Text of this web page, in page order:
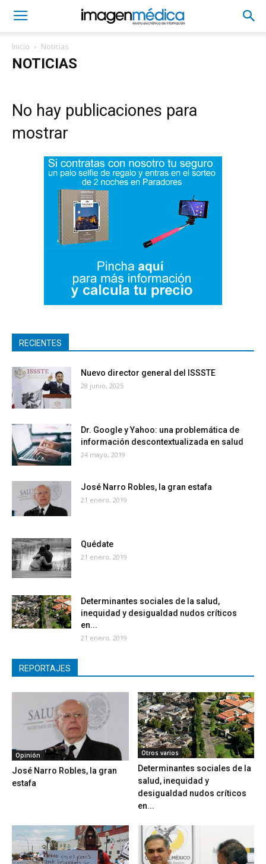
Inicio Noticias
NOTICIAS
No hay publicaciones para
mostrar
RECIENTES
Nuevo director general del ISSSTE
28 junio, 2025
Dr. Google y Yahoo: una problemática de
información descontextualizada en salud
24 mayo, 2019
José Narro Robles, la gran estafa
21 enero, 2019
Quédate
21 enero, 2019
Determinantes sociales de la salud,
inequidad y desigualdad nudos críticos
en...
21 enero, 2019
REPORTAJES
Opinión
José Narro Robles, la gran
estafa
Otros varios
Determinantes sociales de la
salud, inequidad y
desigualdad nudos críticos
en...